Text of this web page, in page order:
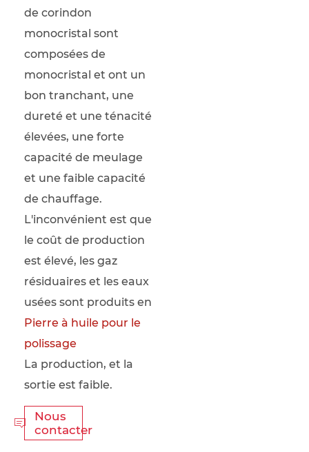
de corindon
monocristal sont
composées de
monocristal et ont un
bon tranchant, une
dureté et une ténacité
élevées, une forte
capacité de meulage
et une faible capacité
de chauffage.
L'inconvénient est que
le coût de production
est élevé, les gaz
résiduaires et les eaux
usées sont produits en
Pierre à huile pour le
polissage
La production, et la
sortie est faible.

Nous
contacter